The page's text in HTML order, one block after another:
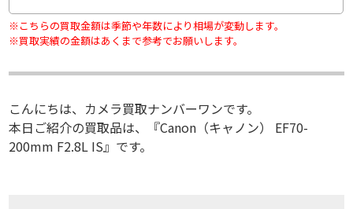
※こちらの買取金額は季節や年数により相場が変動します。
※買取実績の金額はあくまで参考でお願いします。
こんにちは、カメラ買取ナンバーワンです。
本日ご紹介の買取品は、『Canon（キャノン） EF70-
200mm F2.8L IS』です。